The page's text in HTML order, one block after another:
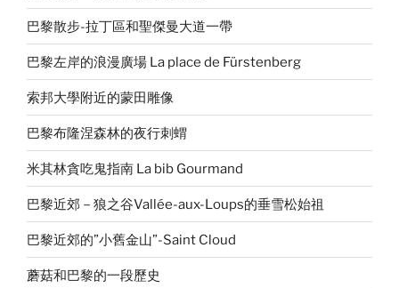
巴黎散步-拉丁區和聖傑曼大道一帶
巴黎左岸的浪漫廣場 La place de Fürstenberg
索邦大學附近的蒙田雕像
巴黎布隆涅森林的夜行刺蝟
米其林貪吃鬼指南 La bib Gourmand
巴黎近郊－狼之谷Vallée-aux-Loups的垂雪松始祖
巴黎近郊的”小舊金山”-Saint Cloud
蘑菇和巴黎的一段歷史